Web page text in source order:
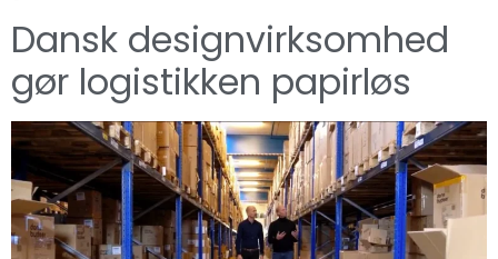
Dansk designvirksomhed
gør logistikken papirløs